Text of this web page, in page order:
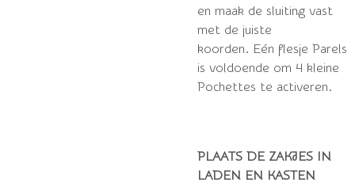
en maak de sluiting vast
met de juiste
koorden. Eén flesje Parels
is voldoende om 4 kleine
Pochettes te activeren.
PLAATS DE ZAKJES IN
LADEN EN KASTEN